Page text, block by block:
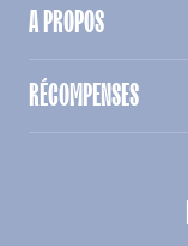
A PROPOS
RÉCOMPENSES